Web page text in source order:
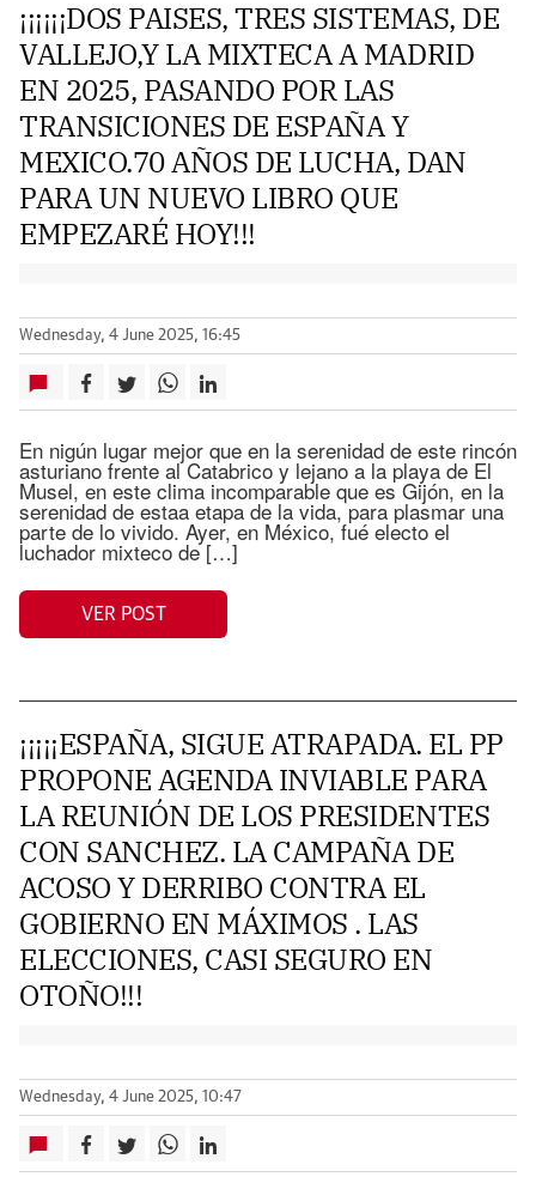
¡¡¡¡¡¡DOS PAISES, TRES SISTEMAS, DE
VALLEJO,Y LA MIXTECA A MADRID
EN 2025, PASANDO POR LAS
TRANSICIONES DE ESPAÑA Y
MEXICO.70 AÑOS DE LUCHA, DAN
PARA UN NUEVO LIBRO QUE
EMPEZARÉ HOY!!!
Wednesday, 4 June 2025, 16:45
En nigún lugar mejor que en la serenidad de este rincón
asturiano frente al Catabrico y lejano a la playa de El
Musel, en este clima incomparable que es Gijón, en la
serenidad de estaa etapa de la vida, para plasmar una
parte de lo vivido. Ayer, en México, fué electo el
luchador mixteco de […]
VER POST
¡¡¡¡¡ESPAÑA, SIGUE ATRAPADA. EL PP
PROPONE AGENDA INVIABLE PARA
LA REUNIÓN DE LOS PRESIDENTES
CON SANCHEZ. LA CAMPAÑA DE
ACOSO Y DERRIBO CONTRA EL
GOBIERNO EN MÁXIMOS . LAS
ELECCIONES, CASI SEGURO EN
OTOÑO!!!
Wednesday, 4 June 2025, 10:47